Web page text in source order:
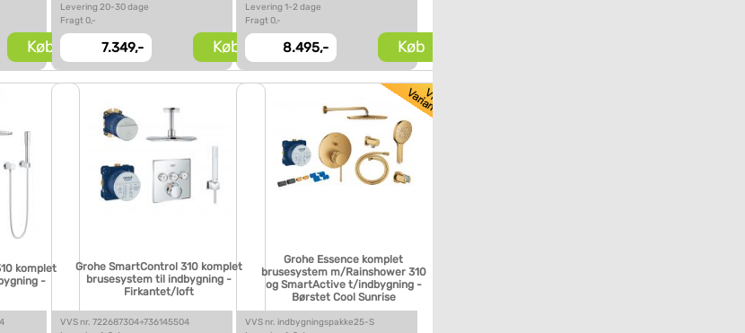
Køb
Levering 20-30 dage
Fragt 0,-
7.349,- Køb
Levering 1-2 dage
Fragt 0,-
8.495,- Køb
komplet
-
Grohe SmartControl 310 komplet
brusesystem til indbygning -
Firkantet/loft
VVS nr. 722687304+736145504
Grohe Essence komplet
brusesystem m/Rainshower 310
og SmartActive t/indbygning -
Børstet Cool Sunrise
VVS nr. indbygningspakke25-S